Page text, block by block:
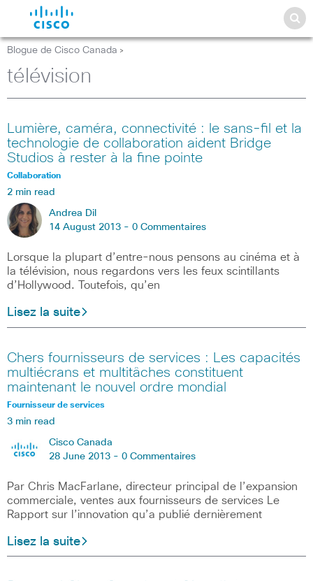
Blogue de Cisco Canada >
télévision
Lumière, caméra, connectivité : le sans-fil et la
technologie de collaboration aident Bridge
Studios à rester à la fine pointe
Collaboration
2 min read
Andrea Dil
14 August 2013 - 0 Commentaires
Lorsque la plupart d’entre-nous pensons au cinéma et à
la télévision, nous regardons vers les feux scintillants
d’Hollywood. Toutefois, qu’en
Lisez la suite
Chers fournisseurs de services : Les capacités
multiécrans et multitâches constituent
maintenant le nouvel ordre mondial
Fournisseur de services
3 min read
Cisco Canada
28 June 2013 - 0 Commentaires
Par Chris MacFarlane, directeur principal de l’expansion
commerciale, ventes aux fournisseurs de services Le
Rapport sur l’innovation qu’a publié dernièrement
Lisez la suite